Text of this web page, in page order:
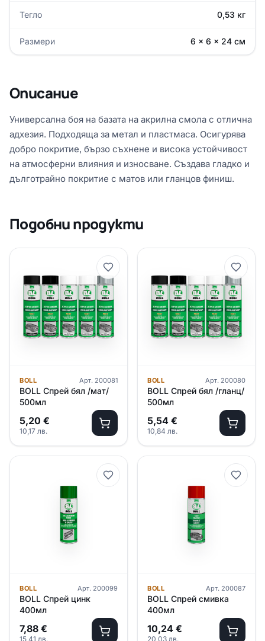
Тегло 0,53 кг
Размери 6 × 6 × 24 см
Описание
Универсална боя на базата на акрилна смола с отлична
адхезия. Подходяща за метал и пластмаса. Осигурява
добро покритие, бързо съхнене и висока устойчивост
на атмосферни влияния и износване. Създава гладко и
дълготрайно покритие с матов или гланцов финиш.
Подобни продукти
BOLL Арт. 200081
BOLL Спрей бял /мат/
500мл
5,20 €
10,17 лв.
BOLL Арт. 200080
BOLL Спрей бял /гланц/
500мл
5,54 €
10,84 лв.
BOLL Арт. 200099
BOLL Спрей цинк
400мл
7,88 €
15,41 лв.
BOLL Арт. 200087
BOLL Спрей смивка
400мл
10,24 €
20,03 лв.